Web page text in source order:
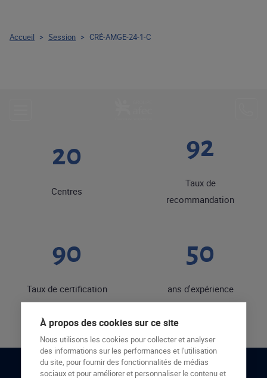
20
Centres
92
Taux de
recommandation
90
Taux de certification
50
ans d'expérience
Accueil > Session > CRÉ-AMGE-24-1-C
À propos des cookies sur ce site
Nous utilisons les cookies pour collecter et analyser
des informations sur les performances et l'utilisation
du site, pour fournir des fonctionnalités de médias
sociaux et pour améliorer et personnaliser le contenu et